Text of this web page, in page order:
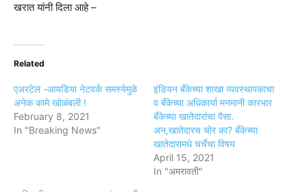
खरात यांनी दिला आहे –
Related
एअरटेल -आयडिया नेटवर्क समस्येमुळे
अनेक कामे खोळंबली !
February 8, 2021
In "Breaking News"
इंडियन बँकेच्या शाखा व्यवस्थापकाचा
व बँकेच्या अधिकार्या मनमानी कारभार
बँकेच्या खातेदारांचा पैसा.
अन,खातेदारच चोर का? बँकेच्या
खातेदारामधे चर्चेचा विषय
April 15, 2021
In "अमरावती"